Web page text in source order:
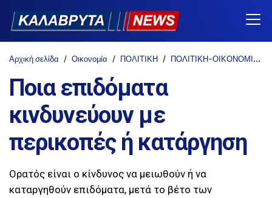
Αρχική σελίδα Οικονομία ΠΟΛΙΤΙΚΗ ΠΟΛΙΤΙΚΗ-ΟΙΚΟΝΟΜΙΑ-ΚΟΙΝΩΝΙΑ
Ποια επιδόματα
κινδυνεύουν με
περικοπές ή κατάργηση
Ορατός είναι ο κίνδυνος να μειωθούν ή να
καταργηθούν επιδόματα, μετά το βέτο των